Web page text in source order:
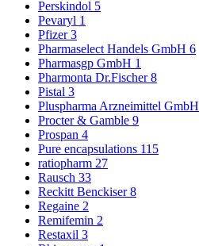
Perskindol 5
Pevaryl 1
Pfizer3
Pharmaselect Handels GmbH 6
Pharmasgp GmbH 1
Pharmonta Dr.Fischer8
Pistal 3
Pluspharma Arzneimittel GmbH
Procter & Gamble 9
Prospan 4
Pure encapsulations 115
ratiopharm 27
Rausch 33
Reckitt Benckiser8
Regaine 2
Remifemin 2
Restaxil 3